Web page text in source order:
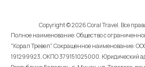
Copyright © 2026 Coral Travel. Все
Полное наименование: Общество с
"Корал Тревел". Сокращенное наименование:
191299923, ОКПО 379151025000. Юридический